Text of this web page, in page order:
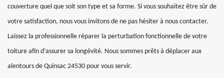
couverture quel que soit son type et sa forme. Si vous souhaitez être sûr de
votre satisfaction, nous vous invitons de ne pas hésiter à nous contacter.
Laissez la professionnelle réparer la perturbation fonctionnelle de votre
toiture afin d’assurer sa longévité. Nous sommes prêts à déplacer aux
alentours de Quinsac 24530 pour vous servir.